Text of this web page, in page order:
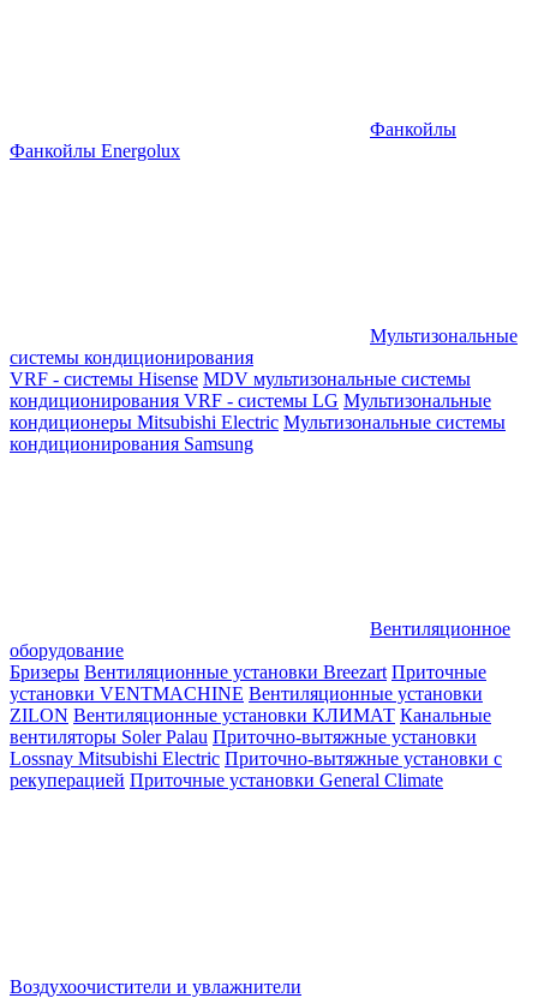
Фанкойлы
Фанкойлы Energolux
Мультизональные
системы кондиционирования
VRF - системы Hisense MDV мультизональные системы
кондиционирования VRF - системы LG Мультизональные
кондиционеры Mitsubishi Electric Мультизональные системы
кондиционирования Samsung
Вентиляционное
оборудование
Бризеры Вентиляционные установки Breezart Приточные
установки VENTMACHINE Вентиляционные установки
ZILON Вентиляционные установки КЛИМАТ Канальные
вентиляторы Soler Palau Приточно-вытяжные установки
Lossnay Mitsubishi Electric Приточно-вытяжные установки с
рекуперацией Приточные установки General Climate
Воздухоочистители и увлажнители